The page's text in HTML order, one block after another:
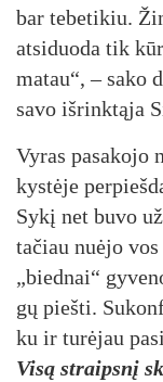
bar te­be­ti­kiu.
at­si­duo­da tik
ma­tau“, – sa­ko
sa­vo iš­rink­tą­ja
Vy­ras pa­sa­ko­jo
kys­tė­je
Sy­kį net bu­vo
ta­čiau nuė­jo
„bied­nai“
gų pieš­ti.
ku ir tu­rė­jau
Visą straipsnį